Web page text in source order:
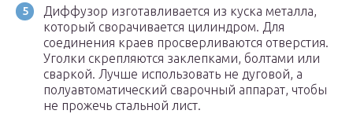
Диффузор изготавливается из куска металла,
который сворачивается цилиндром. Для
соединения краев просверливаются отверстия.
Уголки скрепляются заклепками, болтами или
сваркой. Лучше использовать не дуговой, а
полуавтоматический сварочный аппарат, чтобы
не прожечь стальной лист.